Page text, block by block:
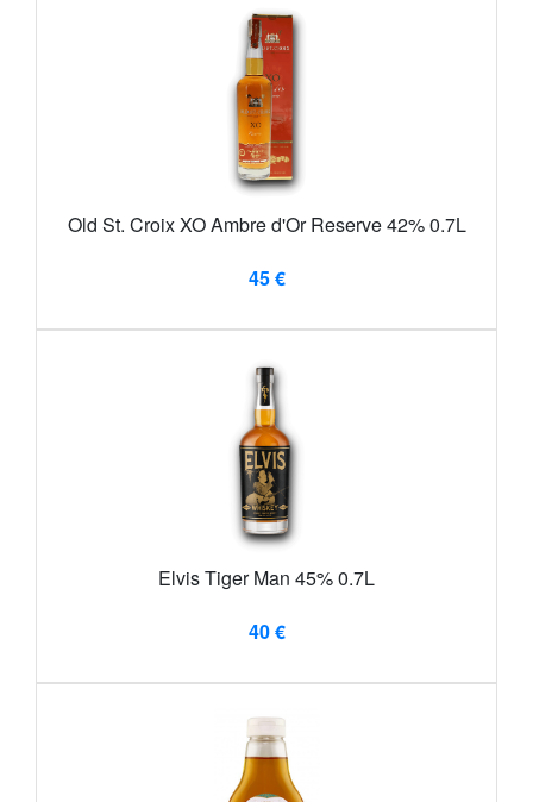
Old St. Croix XO Ambre d'Or Reserve 42% 0.7L
45 €
Elvis Tiger Man 45% 0.7L
40 €